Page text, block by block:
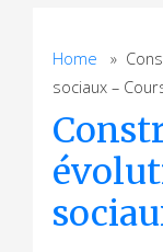
Home »
sociaux –